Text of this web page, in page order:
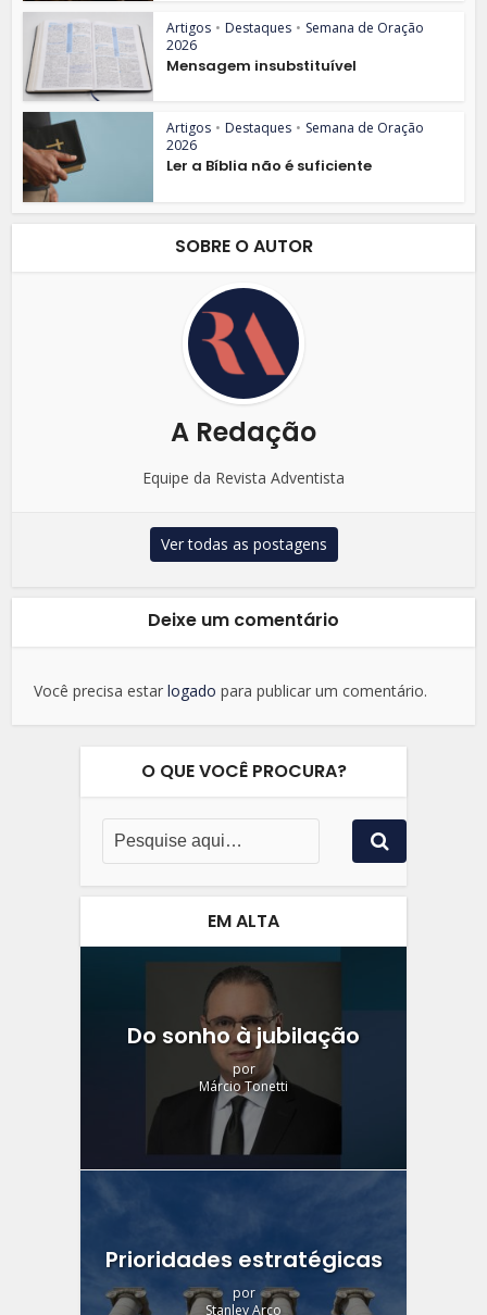
Artigos • Destaques • Semana de Oração
2026
Mensagem insubstituível
Artigos • Destaques • Semana de Oração
2026
Ler a Bíblia não é suficiente
SOBRE O AUTOR
A Redação
Equipe da Revista Adventista
Ver todas as postagens
Deixe um comentário
Você precisa estarlogado para publicar um comentário.
O QUE VOCÊ PROCURA?
EM ALTA
Do sonho à jubilação
por
Márcio Tonetti
Prioridades estratégicas
por
Stanley Arco